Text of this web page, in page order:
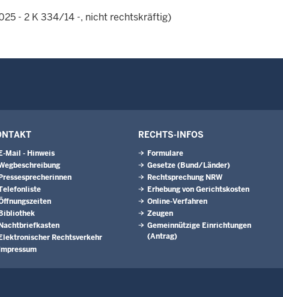
- 2 K 334/14 -, nicht rechtskräftig)
Mail - Hinweis
Rechtsverkehr
RECHTS-INFOS
Formulare
Gesetze (Bund/Länder)
Rechtsprechung NRW
Erhebung von Gerichtskosten
Online-Verfahren
Zeugen
Gemeinnützige Einrichtungen
(Antrag)